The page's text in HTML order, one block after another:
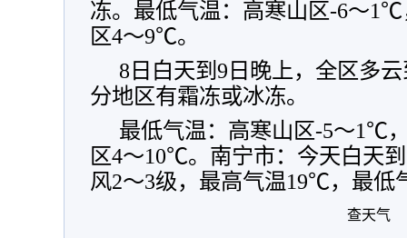
冻。最低气温：高寒山区-6～
区4～9℃。
8日白天到9日晚上，全区多
分地区有霜冻或冰冻。
最低气温：高寒山区-5～1℃
区4～10℃。南宁市：今天白天
风2～3级，最高气温19℃，最
查天气